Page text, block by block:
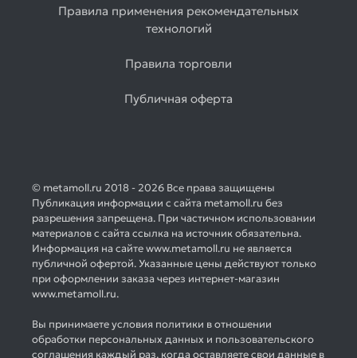
Правила применения рекомендательных
технологий
Правила торговли
Публичная оферта
© metamoll.ru 2018 - 2026 Все права защищены
Публикация информации с сайта metamoll.ru без
разрешения запрещена. При частичном использовании
материалов с сайта ссылка на источник обязательна.
Информация на сайте www.metamoll.ru не является
публичной офертой. Указанные цены действуют только
при оформлении заказа через интернет-магазин
www.metamoll.ru.
Вы принимаете условия политики в отношении
обработки персональных данных и пользовательского
соглашения каждый раз, когда оставляете свои данные в